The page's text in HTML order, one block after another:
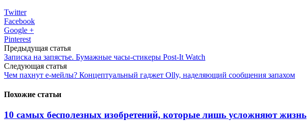
Twitter
Facebook
Google +
Pinterest
Предыдущая статья
Записка на запястье. Бумажные часы-стикеры Post-It Watch
Следующая статья
Чем пахнут е-мейлы? Концептуальный гаджет Olly, наделяющий сообщения запахом
Похожие статьи
10 самых бесполезных изобретений, которые лишь усложняют жизнь